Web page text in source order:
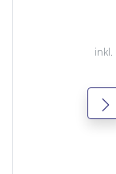
inkl.